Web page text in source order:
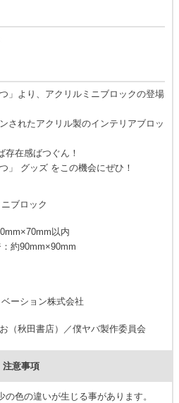
」より、アクリルミニブロックの登場
されたアクリル製のインテリアブロッ
存在感ばつぐん！
」 グッズ をこの機会にぜひ！
ブロック
以内
約90mm×90mm
ーション株式会社
（秋田書店）／僕ヤバ製作委員会
注意事項
の色の違いが生じる事があります。